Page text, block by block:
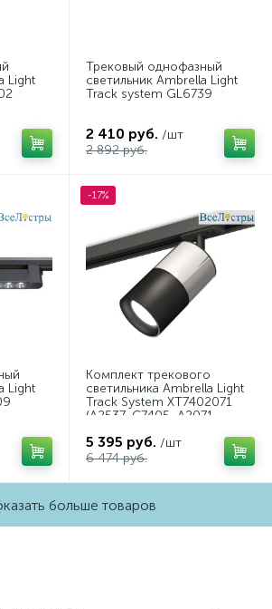
Light
Трековый однофазный
светильник Ambrella Light
Track system GL6739
2 410 руб. /шт
2 892 руб.
Light
-17%
Комплект трекового
светильника Ambrella Light
Track System XT7402071
(A2537, C7405, A2071,
5 395 руб. /шт
6 474 руб.
больше товаров